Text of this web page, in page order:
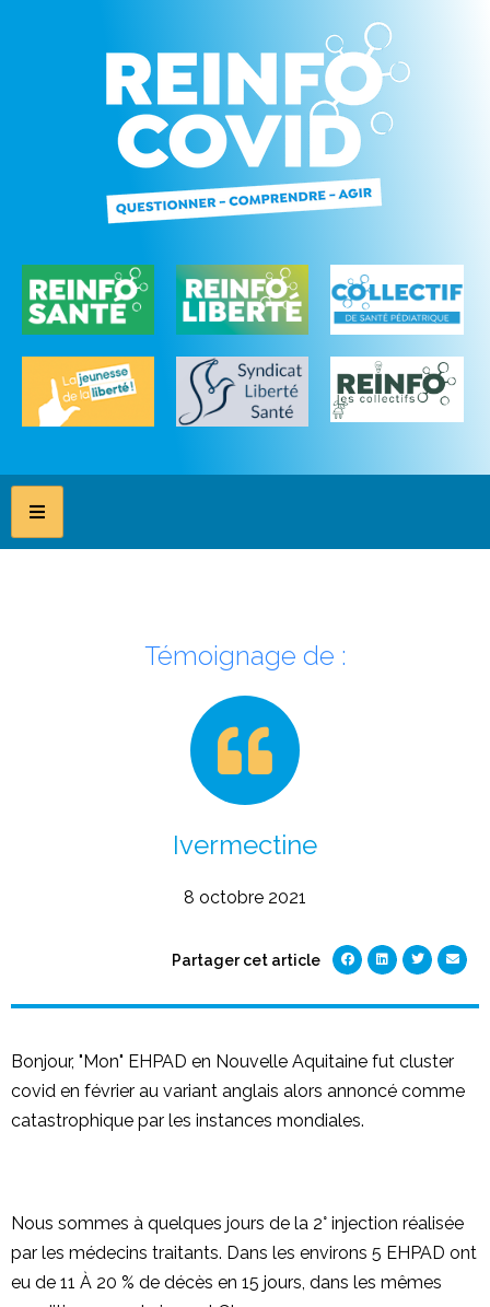
Témoignage de :
Ivermectine
8 octobre 2021
Partager cet article
Bonjour, "Mon" EHPAD en Nouvelle Aquitaine fut cluster
covid en février au variant anglais alors annoncé comme
catastrophique par les instances mondiales.
Nous sommes à quelques jours de la 2° injection réalisée
par les médecins traitants. Dans les environs 5 EHPAD ont
eu de 11 À 20 % de décès en 15 jours, dans les mêmes